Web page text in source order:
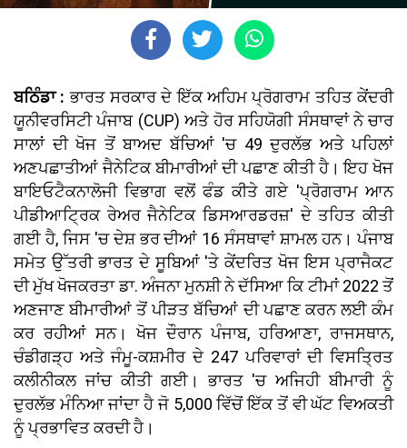
ਬਠਿੰਡਾ :ਭਾਰਤ ਸਰਕਾਰ ਦੇ ਇੱਕ ਅਹਿਮ ਪ੍ਰੋਗਰਾਮ ਤਹਿਤ ਕੇਂਦਰੀ
ਯੂਨੀਵਰਸਿਟੀ ਪੰਜਾਬ (CUP) ਅਤੇ ਹੋਰ ਸਹਿਯੋਗੀ ਸੰਸਥਾਵਾਂ ਨੇ ਚਾਰ
ਸਾਲਾਂ ਦੀ ਖੋਜ ਤੋਂ ਬਾਅਦ ਬੱਚਿਆਂ 'ਚ 49 ਦੁਰਲੱਭ ਅਤੇ ਪਹਿਲਾਂ
ਅਣਪਛਾਤੀਆਂ ਜੈਨੇਟਿਕ ਬੀਮਾਰੀਆਂ ਦੀ ਪਛਾਣ ਕੀਤੀ ਹੈ। ਇਹ ਖੋਜ
ਬਾਇਓਟੈਕਨਾਲੋਜੀ ਵਿਭਾਗ ਵਲੋਂ ਫੰਡ ਕੀਤੇ ਗਏ 'ਪ੍ਰੋਗਰਾਮ ਆਨ
ਪੀਡੀਆਟ੍ਰਿਕ ਰੇਅਰ ਜੈਨੇਟਿਕ ਡਿਸਆਰਡਰਜ਼' ਦੇ ਤਹਿਤ ਕੀਤੀ
ਗਈ ਹੈ, ਜਿਸ 'ਚ ਦੇਸ਼ ਭਰ ਦੀਆਂ 16 ਸੰਸਥਾਵਾਂ ਸ਼ਾਮਲ ਹਨ। ਪੰਜਾਬ
ਸਮੇਤ ਉੱਤਰੀ ਭਾਰਤ ਦੇ ਸੂਬਿਆਂ 'ਤੇ ਕੇਂਦਰਿਤ ਖੋਜ ਇਸ ਪ੍ਰਾਜੈਕਟ
ਦੀ ਮੁੱਖ ਖੋਜਕਰਤਾ ਡਾ. ਅੰਜਨਾ ਮੁਨਸ਼ੀ ਨੇ ਦੱਸਿਆ ਕਿ ਟੀਮਾਂ 2022 ਤੋਂ
ਅਣਜਾਣ ਬੀਮਾਰੀਆਂ ਤੋਂ ਪੀੜਤ ਬੱਚਿਆਂ ਦੀ ਪਛਾਣ ਕਰਨ ਲਈ ਕੰਮ
ਕਰ ਰਹੀਆਂ ਸਨ। ਖੋਜ ਦੌਰਾਨ ਪੰਜਾਬ, ਹਰਿਆਣਾ, ਰਾਜਸਥਾਨ,
ਚੰਡੀਗੜ੍ਹ ਅਤੇ ਜੰਮੂ-ਕਸ਼ਮੀਰ ਦੇ 247 ਪਰਿਵਾਰਾਂ ਦੀ ਵਿਸਤ੍ਰਿਤ
ਕਲੀਨੀਕਲ ਜਾਂਚ ਕੀਤੀ ਗਈ। ਭਾਰਤ 'ਚ ਅਜਿਹੀ ਬੀਮਾਰੀ ਨੂੰ
ਦੁਰਲੱਭ ਮੰਨਿਆ ਜਾਂਦਾ ਹੈ ਜੋ 5,000 ਵਿੱਚੋਂ ਇੱਕ ਤੋਂ ਵੀ ਘੱਟ ਵਿਅਕਤੀ
ਨੂੰ ਪ੍ਰਭਾਵਿਤ ਕਰਦੀ ਹੈ।